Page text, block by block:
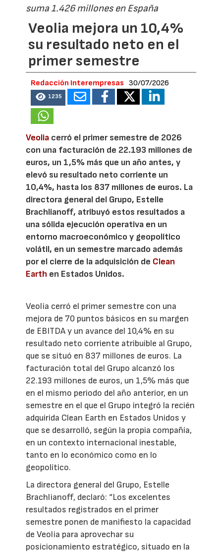
suma 1.426 millones en España
Veolia mejora un 10,4%
su resultado neto en el
primer semestre
Redacción Interempresas 30/07/2026
1235
Veolia cerró el primer semestre de 2026
con una facturación de 22.193 millones de
euros, un 1,5% más que un año antes, y
elevó su resultado neto corriente un
10,4%, hasta los 837 millones de euros. La
directora general del Grupo, Estelle
Brachlianoff, atribuyó estos resultados a
una sólida ejecución operativa en un
entorno macroeconómico y geopolítico
volátil, en un semestre marcado además
por el cierre de la adquisición de Clean
Earth en Estados Unidos.
Veolia cerró el primer semestre con una
mejora de 70 puntos básicos en su margen
de EBITDA y un avance del 10,4% en su
resultado neto corriente atribuible al Grupo,
que se situó en 837 millones de euros. La
facturación total del Grupo alcanzó los
22.193 millones de euros, un 1,5% más que
en el mismo periodo del año anterior, en un
semestre en el que el Grupo integró la recién
adquirida Clean Earth en Estados Unidos y
que se desarrolló, según la propia compañía,
en un contexto internacional inestable,
tanto en lo económico como en lo
geopolítico.
La directora general del Grupo, Estelle
Brachlianoff, declaró: “Los excelentes
resultados registrados en el primer
semestre ponen de manifiesto la capacidad
de Veolia para aprovechar su
posicionamiento estratégico, situado en la